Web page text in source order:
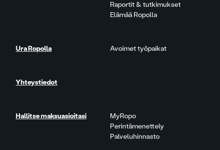
Raportit & tutkimukset
Elämää Ropolla
Ura Ropolla Avoimet työpaikat
Yhteystiedot
Hallitse maksuasioitasi
MyRopo
Perintämenettely
Palveluhinnasto